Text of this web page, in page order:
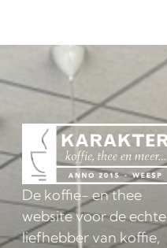
De koffie- en thee
website voor de echte
liefhebber van koffie,